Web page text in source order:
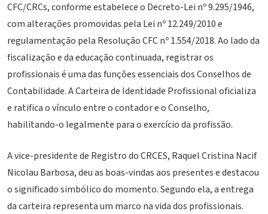
CFC/CRCs, conforme estabelece o Decreto-Lei nº 9.295/1946,
com alterações promovidas pela Lei nº 12.249/2010 e
regulamentação pela Resolução CFC nº 1.554/2018. Ao lado da
fiscalização e da educação continuada, registrar os
profissionais é uma das funções essenciais dos Conselhos de
Contabilidade. A Carteira de Identidade Profissional oficializa
e ratifica o vínculo entre o contador e o Conselho,
habilitando-o legalmente para o exercício da profissão.
A vice-presidente de Registro do CRCES, Raquel Cristina Nacif
Nicolau Barbosa, deu as boas-vindas aos presentes e destacou
o significado simbólico do momento. Segundo ela, a entrega
da carteira representa um marco na vida dos profissionais.